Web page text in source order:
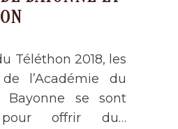
Téléthon 2018, les
l’Académie du
Bayonne se sont
pour offrir du…